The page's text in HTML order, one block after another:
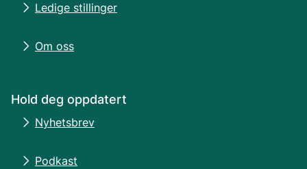
Ledige stillinger
Om oss
Hold deg oppdatert
Nyhetsbrev
Podkast